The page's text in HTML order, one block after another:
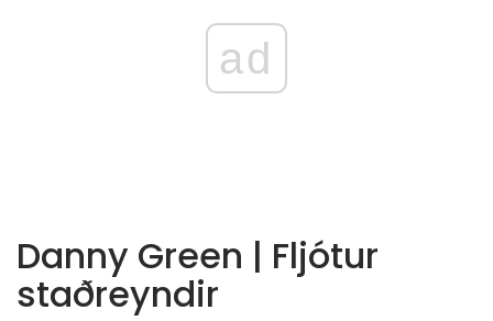
ad
Danny Green | Fljótur
staðreyndir